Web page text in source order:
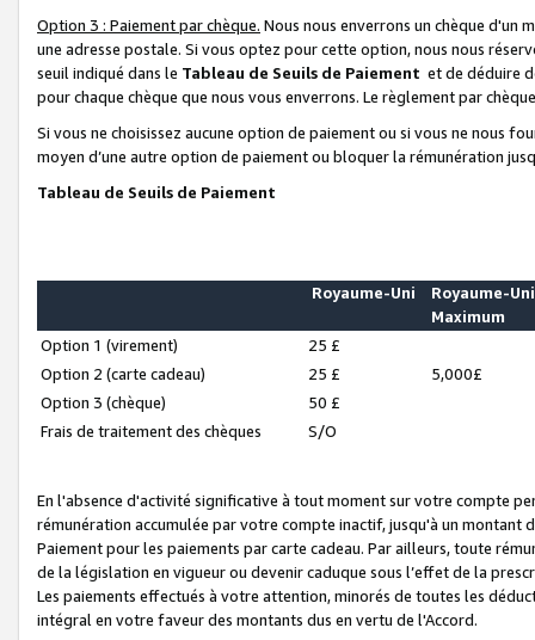
Option 3 : Paiement par chèque. Nous nous enverrons un chèque d'un
une adresse postale. Si vous optez pour cette option, nous nous
seuil indiqué dans le Tableau de Seuils de Paiement et de déduire
pour chaque chèque que nous vous enverrons. Le règlement par
Si vous ne choisissez aucune option de paiement ou si vous ne nous
moyen d’une autre option de paiement ou bloquer la rémunération
Tableau de Seuils de Paiement
Royaume-Uni
Royaume-Uni
Maximum
Option 1 (virement)
25 £
Option 2 (carte cadeau)
25 £
5,000£
Option 3 (chèque)
50 £
Frais de traitement des chèques
S/O
En l'absence d'activité significative à tout moment sur votre compte
rémunération accumulée par votre compte inactif, jusqu'à un montant
Paiement pour les paiements par carte cadeau. Par ailleurs, toute
de la législation en vigueur ou devenir caduque sous l’effet de la
Les paiements effectués à votre attention, minorés de toutes les
intégral en votre faveur des montants dus en vertu de l'Accord.